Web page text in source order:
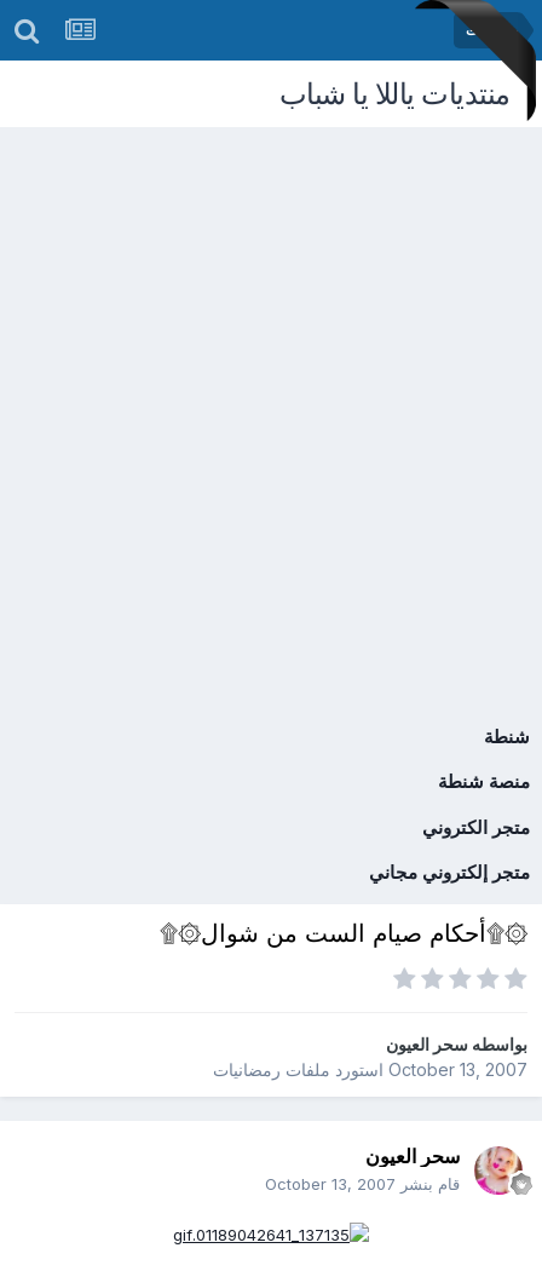
رمضانيات
منتديات ياللا يا شباب
شنطة
منصة شنطة
متجر الكتروني
متجر إلكتروني مجاني
۞۩أحكام صيام الست من شوال۞۩
بواسطهسحر العيون
October 13, 2007استورد ملفات رمضانيات
سحر العيون
قام بنشر October 13, 2007